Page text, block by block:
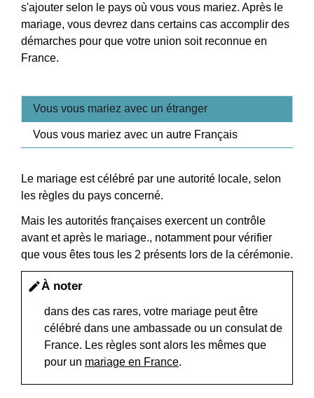
s'ajouter selon le pays où vous vous mariez. Après le
mariage, vous devrez dans certains cas accomplir des
démarches pour que votre union soit reconnue en
France.
Vous vous mariez avec un étranger
Vous vous mariez avec un autre Français
Le mariage est célébré par une autorité locale, selon
les règles du pays concerné.
Mais les autorités françaises exercent un contrôle
avant et après le mariage., notamment pour vérifier
que vous êtes tous les 2 présents lors de la cérémonie.
editÀ noter
dans des cas rares, votre mariage peut être
célébré dans une ambassade ou un consulat de
France. Les règles sont alors les mêmes que
pour un mariage en France.